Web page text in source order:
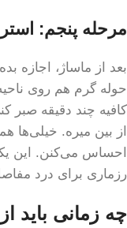
مرحله پنجم:
بعد از ماساژ، اجازه
حوله گرم هم روی
کافیه چند دقیقه صبر
احساس می‌کنن. این
رزماری برای درد
چه زمانی باید